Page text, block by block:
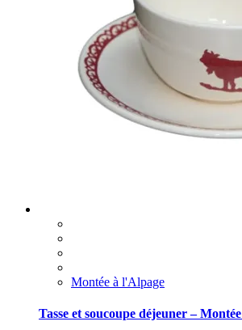
Montée à l'Alpage
Tasse et soucoupe déjeuner –